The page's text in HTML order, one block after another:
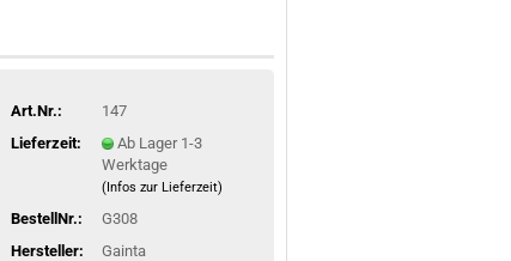
Art.Nr.:
147
Lieferzeit:
Ab Lager 1-3
Werktage
(Infos zur Lieferzeit)
BestellNr.:
G308
Hersteller:
Gainta